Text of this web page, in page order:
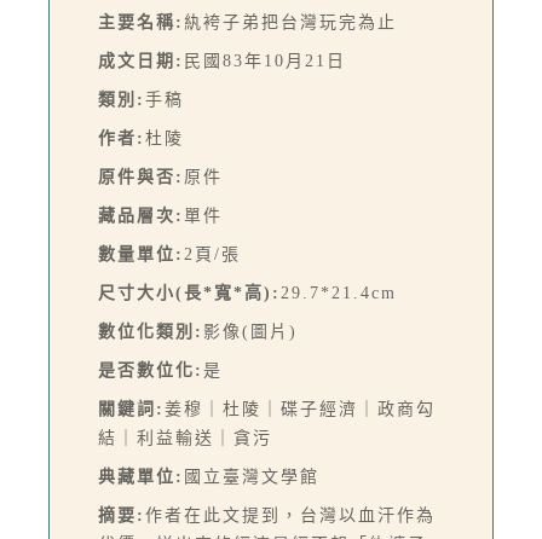
主要名稱: 紈袴子弟把台灣玩完為止
成文日期: 民國83年10月21日
類別: 手稿
作者: 杜陵
原件與否: 原件
藏品層次: 單件
數量單位: 2頁/張
尺寸大小(長*寬*高): 29.7*21.4cm
數位化類別: 影像(圖片)
是否數位化: 是
關鍵詞: 姜穆｜杜陵｜碟子經濟｜政商勾
結｜利益輸送｜貪污
典藏單位: 國立臺灣文學館
摘要: 作者在此文提到，台灣以血汗作為